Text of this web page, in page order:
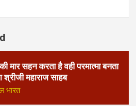
मार सहन करता है वही परमात्मा बनता
श्रीजी महाराज साहब
भारत